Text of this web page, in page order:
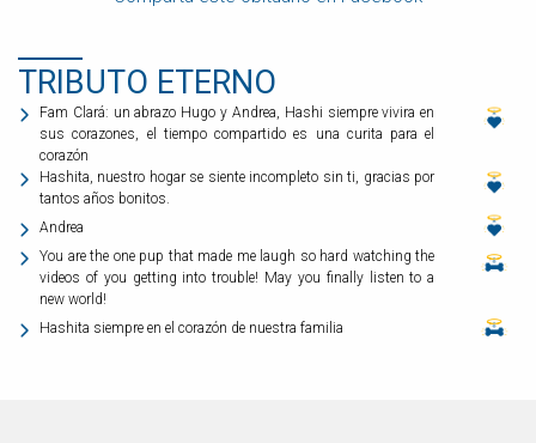
TRIBUTO ETERNO
Fam Clará: un abrazo Hugo y Andrea, Hashi siempre vivira en
sus corazones, el tiempo compartido es una curita para el
corazón
Hashita, nuestro hogar se siente incompleto sin ti, gracias por
tantos años bonitos.
Andrea
You are the one pup that made me laugh so hard watching the
videos of you getting into trouble! May you finally listen to a
new world!
Hashita siempre en el corazón de nuestra familia